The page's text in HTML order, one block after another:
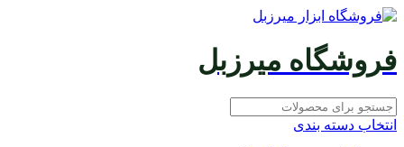
فروشگاه میرزبل
انتخاب دسته بندی